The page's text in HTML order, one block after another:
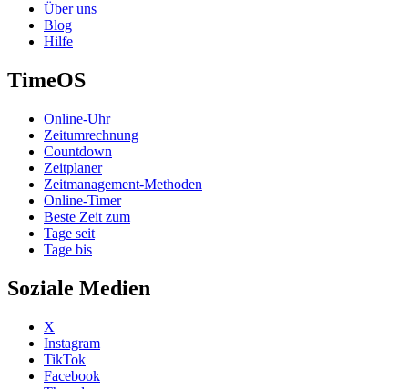
Über uns
Blog
Hilfe
TimeOS
Online-Uhr
Zeitumrechnung
Countdown
Zeitplaner
Zeitmanagement-Methoden
Online-Timer
Beste Zeit zum
Tage seit
Tage bis
Soziale Medien
X
Instagram
TikTok
Facebook